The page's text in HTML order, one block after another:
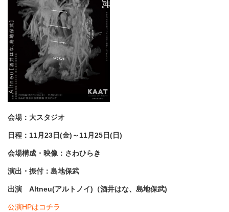
会場：大スタジオ
日程：11月23日(金)～11月25日(日)
会場構成・映像：さわひらき
演出・振付：島地保武
出演 Altneu(アルトノイ)（酒井はな、島地保武)
公演HPはコチラ